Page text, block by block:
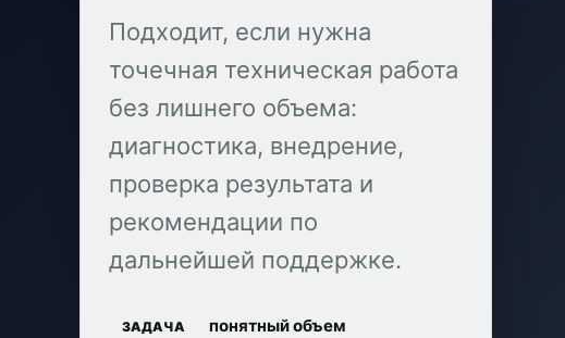
Подходит, если нужна
точечная техническая работа
без лишнего объема:
диагностика, внедрение,
проверка результата и
рекомендации по
дальнейшей поддержке.
ЗАДАЧА понятный объем